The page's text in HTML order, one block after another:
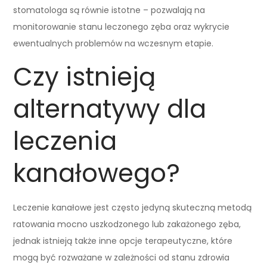
stomatologa są równie istotne – pozwalają na
monitorowanie stanu leczonego zęba oraz wykrycie
ewentualnych problemów na wczesnym etapie.
Czy istnieją
alternatywy dla
leczenia
kanałowego?
Leczenie kanałowe jest często jedyną skuteczną metodą
ratowania mocno uszkodzonego lub zakażonego zęba,
jednak istnieją także inne opcje terapeutyczne, które
mogą być rozważane w zależności od stanu zdrowia